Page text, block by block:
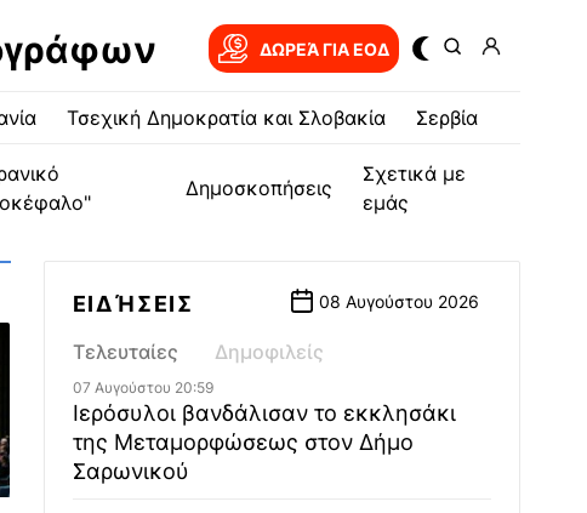
ΔΩΡΕΆ ΓΙΑ EOΔ
Τσεχική Δημοκρατία και Σλοβακία Σερβία
Δημοσκοπήσεις
Σχετικά με
εμάς
ΕΙΔΉΣΕΙΣ 08 Αυγούστου 2026
Τελευταίες Δημοφιλείς
07 Αυγούστου 20:59
Ιερόσυλοι βανδάλισαν το εκκλησάκι
της Μεταμορφώσεως στον Δήμο
Σαρωνικού